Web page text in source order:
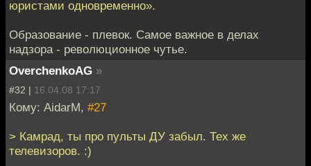
юристами одновременно».
Образование - плевок. Самое важное в делах
надзора - революционное чутье.
OverchenkoAG »
#32 | 16.04.08 17:17
Кому: AidarM, #27
> Камрад, ты про пульты ДУ забыл. Тех же
телевизоров. :)